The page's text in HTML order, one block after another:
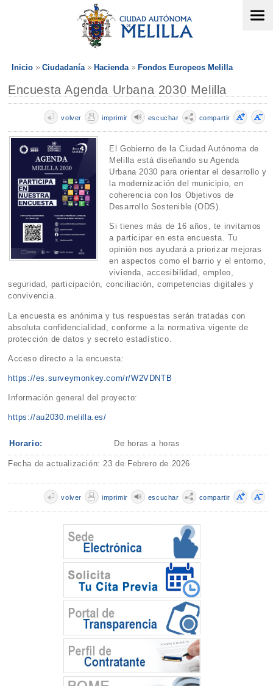
Inicio Ciudadanía Hacienda Fondos Europeos Melilla
Encuesta Agenda Urbana 2030 Melilla
compartir
escuchar
imprimir
volver
El Gobierno de la Ciudad Autónoma de
Melilla está diseñando su Agenda
Urbana 2030 para orientar el desarrollo y
la modernización del municipio, en
coherencia con los Objetivos de
Desarrollo Sostenible (ODS).
Si tienes más de 16 años, te invitamos
a participar en esta encuesta. Tu
opinión nos ayudará a priorizar mejoras
en aspectos como el barrio y el entorno,
vivienda, accesibilidad, empleo,
seguridad, participación, conciliación, competencias digitales y
convivencia.
La encuesta es anónima y tus respuestas serán tratadas con
absoluta confidencialidad, conforme a la normativa vigente de
protección de datos y secreto estadístico.
Acceso directo a la encuesta:
https://es.surveymonkey.com/r/W2VDNTB
Información general del proyecto:
https://au2030.melilla.es/
Horario: De horas a horas
Fecha de actualización: 23 de Febrero de 2026
compartir
escuchar
imprimir
volver